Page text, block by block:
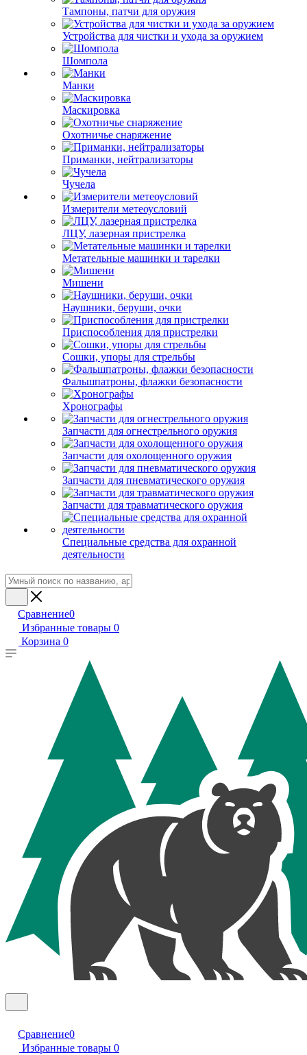
Тампоны, патчи для оружия
Устройства для чистки и ухода за оружием
Шомпола
Манки
Маскировка
Охотничье снаряжение
Приманки, нейтрализаторы
Чучела
Измерители метеоусловий
ЛЦУ, лазерная пристрелка
Метательные машинки и тарелки
Мишени
Наушники, беруши, очки
Приспособления для пристрелки
Сошки, упоры для стрельбы
Фальшпатроны, флажки безопасности
Хронографы
Запчасти для огнестрельного оружия
Запчасти для охолощенного оружия
Запчасти для пневматического оружия
Запчасти для травматического оружия
Специальные средства для охранной
деятельности
Сравнение0
Избранные товары 0
Корзина 0
Сравнение0
Избранные товары 0